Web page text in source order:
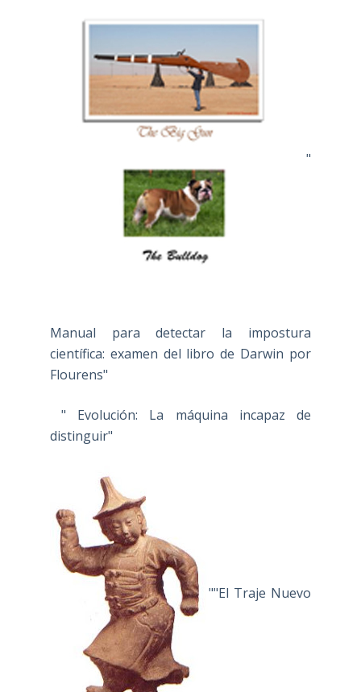
"
Manual para detectar la impostura
científica: examen del libro de Darwin por
Flourens"
" Evolución: La máquina incapaz de
distinguir"
""El Traje Nuevo